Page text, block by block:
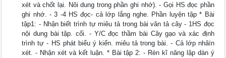
xét và chốt lại. Nôi dung trong phần ghi nhớ). - Gọi HS đọc phần
ghi nhớ. - 3 -4 HS đọc- cả lớp lắng nghe. Phần luyện tập * Bài
tập1: - Nhận biết trình tự miêu tả trong bài văn tả cây - 1HS đọc
nội dung bài tập. cối. - Y/C đọc thầm bài Cây gạo và xác định
trình tự - HS phát biểu ý kiến. miêu tả trong bài. - Cả lớp nhâïn
xét. - Nhận xét và kết luận. * Bài tập 2: - Rèn kĩ năng lập dàn ý